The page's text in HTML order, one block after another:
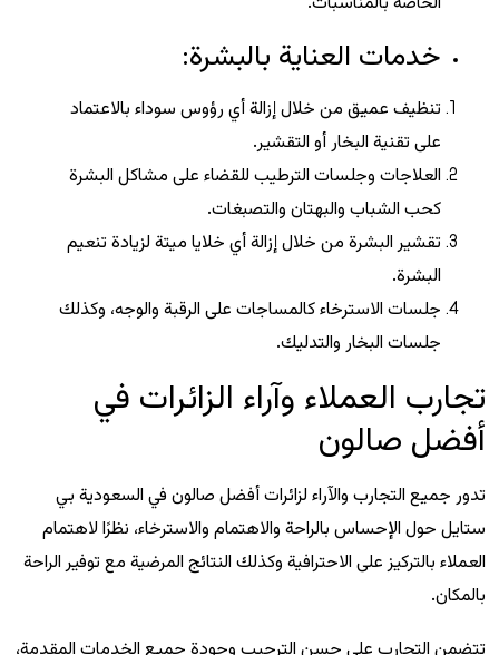
خدمات العناية بالبشرة:
تنظيف عميق من خلال إزالة أي رؤوس سوداء بالاعتماد
على تقنية البخار أو التقشير.
العلاجات وجلسات الترطيب للقضاء على مشاكل البشرة
كحب الشباب والبهتان والتصبغات.
تقشير البشرة من خلال إزالة أي خلايا ميتة لزيادة تنعيم
البشرة.
جلسات الاسترخاء كالمساجات على الرقبة والوجه، وكذلك
جلسات البخار والتدليك.
تجارب العملاء وآراء الزائرات في
أفضل صالون
تدور جميع التجارب والآراء لزائرات أفضل صالون في السعودية بي
ستايل حول الإحساس بالراحة والاهتمام والاسترخاء، نظرًا لاهتمام
العملاء بالتركيز على الاحترافية وكذلك النتائج المرضية مع توفير الراحة
بالمكان.